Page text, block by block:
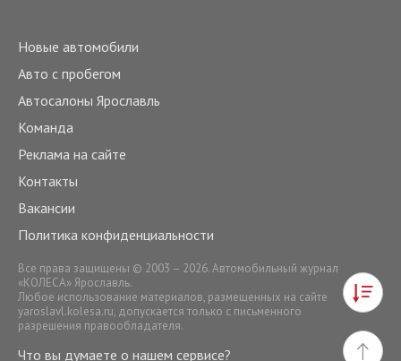
Новые автомобили
Авто с пробегом
Автосалоны Ярославль
Команда
Реклама на сайте
Контакты
Вакансии
Политика конфиденциальности
Все права защищены © 2003 – 2026. Автомобильный журнал
«КОЛЕСА» Ярославль.
Любое использование материалов, размещенных на сайте
yaroslavl.kolesa.ru, допускается только с письменного
разрешения правообладателя.
Что вы думаете о нашем сервисе?